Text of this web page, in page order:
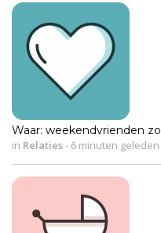
Waar: weekendvrienden
in Relaties- 6 minuten geleden